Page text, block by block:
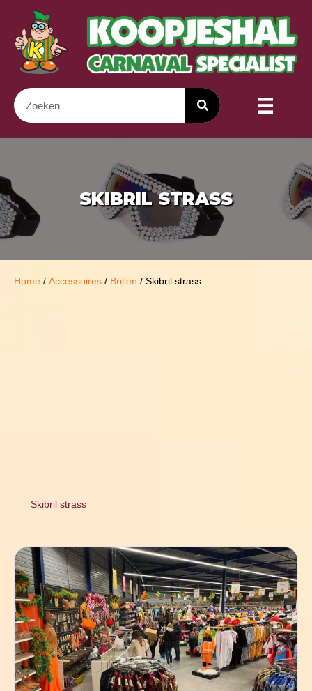
SKIBRIL STRASS
Home / Accessoires / Brillen / Skibril strass
Skibril strass